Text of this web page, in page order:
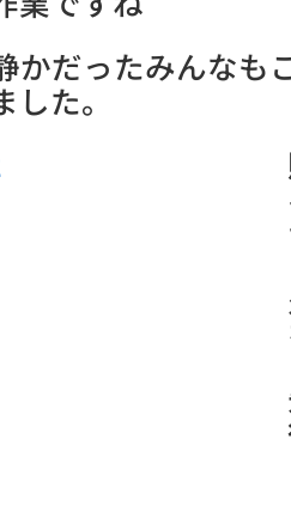
かだったみんなも
た。